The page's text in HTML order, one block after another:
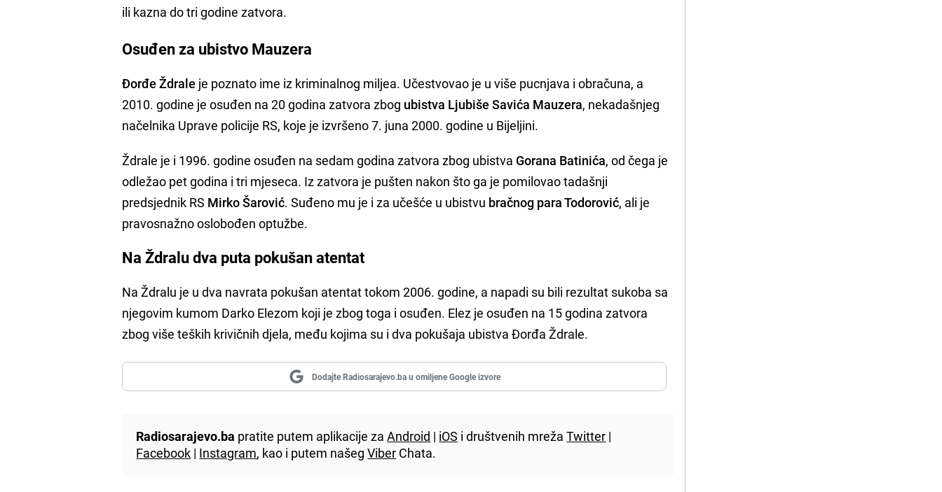
ili kazna do tri godine zatvora.
Osuđen za ubistvo Mauzera
Đorđe Ždrale je poznato ime iz kriminalnog miljea. Učestvovao je u više pucnjava i obračuna, a
2010. godine je osuđen na 20 godina zatvora zbog ubistva Ljubiše Savića Mauzera, nekadašnjeg
načelnika Uprave policije RS, koje je izvršeno 7. juna 2000. godine u Bijeljini.
Ždrale je i 1996. godine osuđen na sedam godina zatvora zbog ubistva Gorana Batinića, od čega je
odležao pet godina i tri mjeseca. Iz zatvora je pušten nakon što ga je pomilovao tadašnji
predsjednik RS Mirko Šarović. Suđeno mu je i za učešće u ubistvu bračnog para Todorović, ali je
pravosnažno oslobođen optužbe.
Na Ždralu dva puta pokušan atentat
Na Ždralu je u dva navrata pokušan atentat tokom 2006. godine, a napadi su bili rezultat sukoba sa
njegovim kumom Darko Elezom koji je zbog toga i osuđen. Elez je osuđen na 15 godina zatvora
zbog više teških krivičnih djela, među kojima su i dva pokušaja ubistva Đorđa Ždrale.
Dodajte Radiosarajevo.ba u omiljene Google izvore
Radiosarajevo.ba pratite putem aplikacije zaAndroid | iOS i društvenih mrežaTwitter |
Facebook | Instagram, kao i putem našegViber Chata.